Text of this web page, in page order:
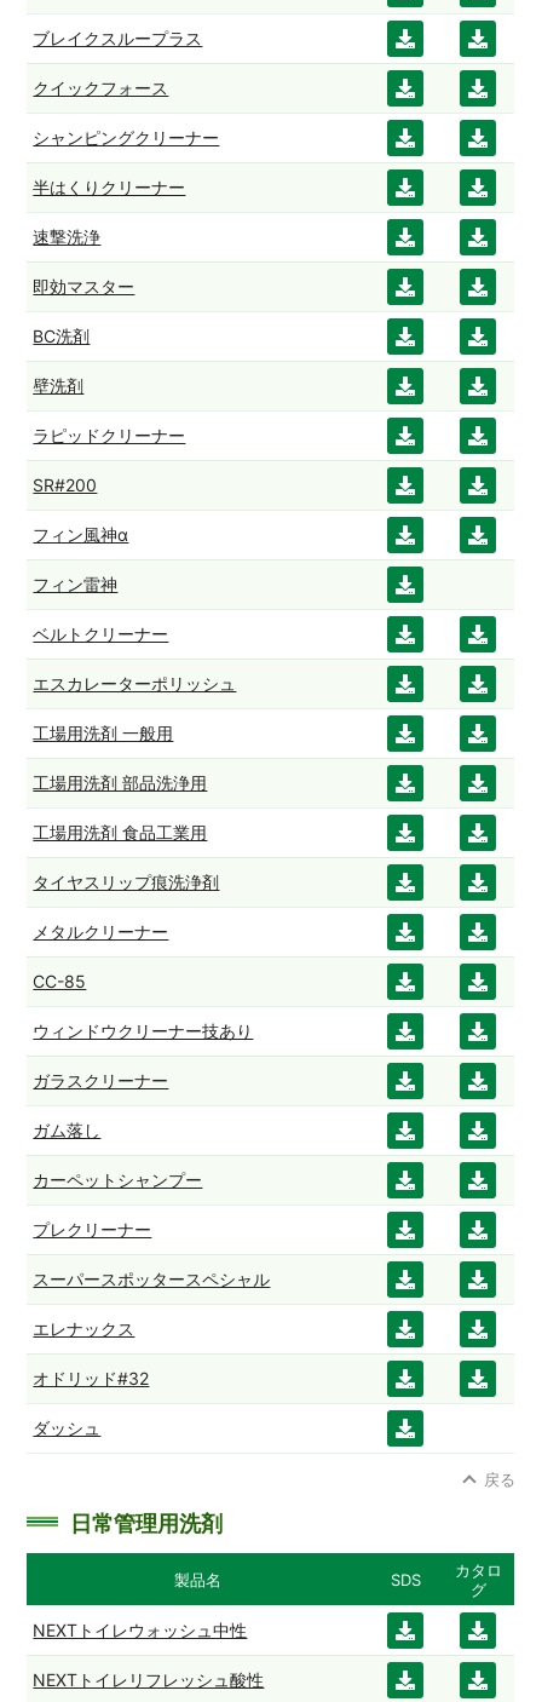
ード
ード
ンロ
ード
ンロ
ード
ブレイクスループラス
ダウ
ンロ
ード
ダウ
ンロ
ード
クイックフォース
ダウ
ンロ
ード
ダウ
ンロ
ード
シャンピングクリーナー
ダウ
ンロ
ード
ダウ
ンロ
ード
半はくりクリーナー
ダウ
ンロ
ード
ダウ
ンロ
ード
速撃洗浄
ダウ
ンロ
ード
ダウ
ンロ
ード
即効マスター
ダウ
ンロ
ード
ダウ
ンロ
ード
BC洗剤
ダウ
ンロ
ード
ダウ
ンロ
ード
壁洗剤
ダウ
ンロ
ード
ダウ
ンロ
ード
ラピッドクリーナー
ダウ
ンロ
ード
ダウ
ンロ
ード
SR#200
ダウ
ンロ
ード
ダウ
ンロ
ード
フィン風神α
ダウ
ンロ
ード
ダウ
ード
フィン雷神
ダウ
ンロ
ード
ベルトクリーナー
ダウ
ンロ
ード
ダウ
ンロ
ード
エスカレーターポリッシュ
ダウ
ンロ
ード
ダウ
ンロ
ード
工場用洗剤 一般用
ダウ
ンロ
ード
ダウ
ンロ
ード
工場用洗剤 部品洗浄用
ダウ
ンロ
ード
ダウ
ンロ
ード
工場用洗剤 食品工業用
ダウ
ンロ
ード
ダウ
ンロ
ード
タイヤスリップ痕洗浄剤
ダウ
ンロ
ード
ダウ
ンロ
ード
メタルクリーナー
ダウ
ンロ
ード
ダウ
ンロ
ード
CC-85
ダウ
ンロ
ード
ダウ
ンロ
ード
ウィンドウクリーナー技あり
ダウ
ンロ
ード
ダウ
ンロ
ード
ガラスクリーナー
ダウ
ンロ
ード
ダウ
ンロ
ード
ガム落し
ダウ
ンロ
ード
ダウ
ンロ
ード
カーペットシャンプー
ダウ
ンロ
ード
ダウ
ンロ
ード
プレクリーナー
ダウ
ンロ
ード
ダウ
ンロ
ード
スーパースポッタースペシャル
ダウ
ンロ
ード
ダウ
ンロ
ード
エレナックス
ダウ
ンロ
ード
ダウ
ンロ
ード
オドリッド#32
ダウ
ンロ
ード
ダウ
ード
ダッシュ
ダウ
戻る
日常管理用洗剤
製品名 SDS
カタロ
グ
NEXTトイレウォッシュ中性
ダウ
ンロ
ダウ
ンロ
NEXTトイレリフレッシュ酸性 ダウ ダウ